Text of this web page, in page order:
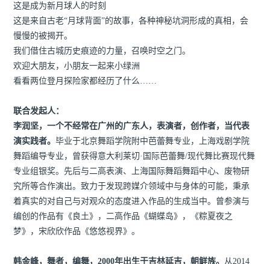
这是成为新月球人的时刻
这是来自古老“月球背面”的故事，各种神秘坑洞形成的真相，会
慢慢的被揭开。
我们借住古城历史痕迹的力量，召唤时空之门。
欢迎大朋友，小朋友一起来小绿洲
看看两位登月探险家都经历了什么……
联合发起人：
李润坚，一个不经常在广州的广东人，表演者，创作者，当代表
演实践者。毕业于北京舞蹈学院附中芭蕾舞专业，上海戏剧学院
舞蹈编导专业，曾获得意大利莱切·国际芭蕾舞/现代舞比赛现代舞
专业组银奖。先后与二高表演、上海国际舞蹈舞蹈中心、废物研
究所等合作演出。致力于发现跨媒介领域中与身体的可能，秉承
着真实的对自己与对观众的态度进入作品的生成当中。曾参演与
编创的作品有《良土》，二高作品《蝴蝶岛》，《粽夏夜之
梦》，宋欣欣作品《悠悠视界》。
韩金峰，舞者，编舞，2000年出生于吉林延吉，朝鲜族。 从2014